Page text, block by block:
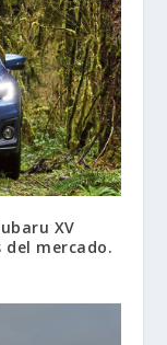
XV
mercado.